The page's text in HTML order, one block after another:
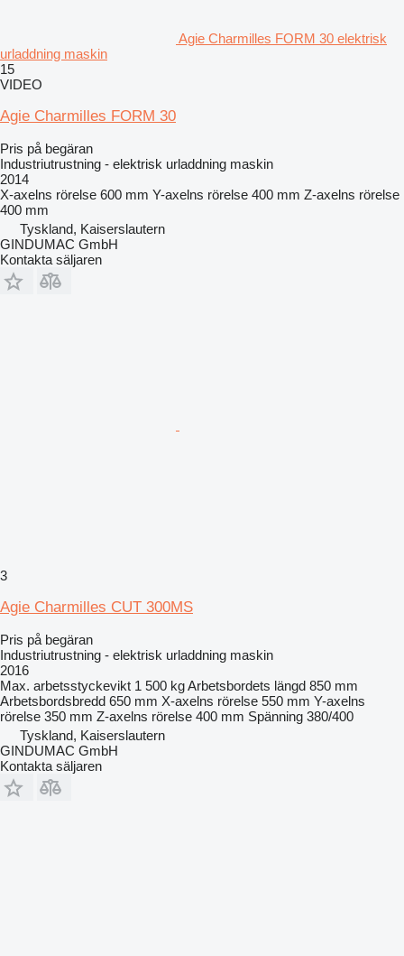
Agie Charmilles FORM 30 elektrisk
urladdning maskin
15
VIDEO
Agie Charmilles FORM 30
Pris på begäran
Industriutrustning - elektrisk urladdning maskin
2014
X-axelns rörelse 600 mm Y-axelns rörelse 400 mm Z-axelns rörelse
400 mm
Tyskland, Kaiserslautern
GINDUMAC GmbH
Kontakta säljaren
3
Agie Charmilles CUT 300MS
Pris på begäran
Industriutrustning - elektrisk urladdning maskin
2016
Max. arbetsstyckevikt 1 500 kgArbetsbordets längd 850 mm
Arbetsbordsbredd 650 mm X-axelns rörelse 550 mm Y-axelns
rörelse 350 mm Z-axelns rörelse 400 mm Spänning 380/400
Tyskland, Kaiserslautern
GINDUMAC GmbH
Kontakta säljaren